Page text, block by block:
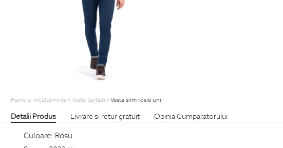
Haine si Incaltaminte Veste barbati Vesta slim rosie uni
Detalii Produs Livrare si retur gratuit Opinia Cumparatorului
Culoare: Rosu